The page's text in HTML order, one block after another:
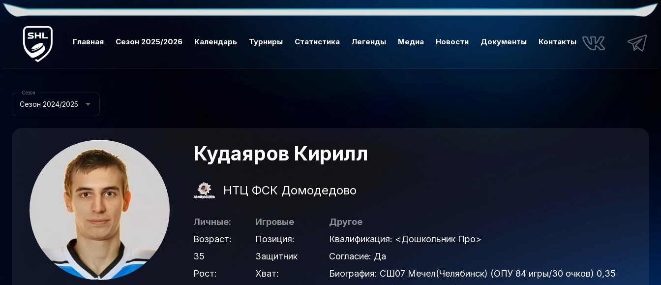
Главная Сезон 2025/2026 Календарь Турниры Статистика Легенды Медиа Новости Документы Контакты
Сезон 2024/2025
Сезон
Кудаяров Кирилл
НТЦ ФСК Домодедово
Личные:
Возраст:
35
Рост:
Игровые
Позиция:
Защитник
Хват:
Другое
Квалификация: <Дошкольник Про>
Согласие: Да
Биография: СШ07 Мечел(Челябинск) (ОПУ 84 игры/30 очков) 0,35